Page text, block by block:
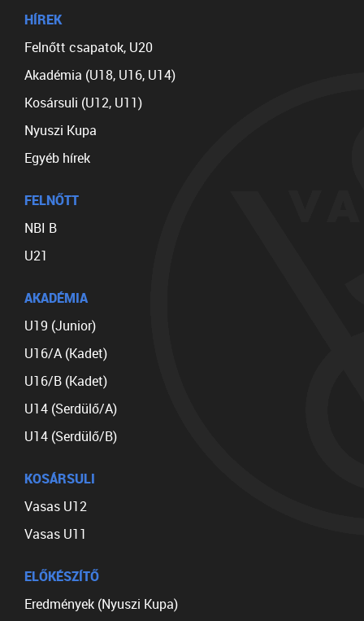
HÍREK
Felnőtt csapatok, U20
Akadémia (U18, U16, U14)
Kosársuli (U12, U11)
Nyuszi Kupa
Egyéb hírek
FELNŐTT
NBI B
U21
AKADÉMIA
U19 (Junior)
U16/A (Kadet)
U16/B (Kadet)
U14 (Serdülő/A)
U14 (Serdülő/B)
KOSÁRSULI
Vasas U12
Vasas U11
ELŐKÉSZÍTŐ
Eredmények (Nyuszi Kupa)